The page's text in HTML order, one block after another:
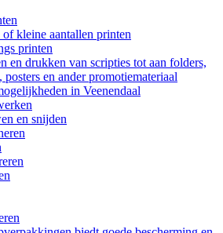
of kleine aantallen printen
printen
en drukken van scripties tot aan folders,
posters en ander promotiemateriaal
in Veenendaal
en snijden